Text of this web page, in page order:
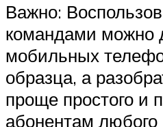
Важно:
командами можно
мобильных
образца, а
проще простого и
абонентам любого